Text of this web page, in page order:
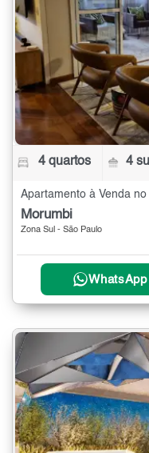
4 quartos 4
Apartamento à Venda
Morumbi
Zona Sul - São Paulo
WhatsApp